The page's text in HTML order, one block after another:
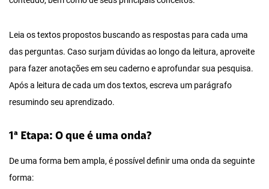
Leia os textos propostos buscando as respostas para cada uma
das perguntas. Caso surjam dúvidas ao longo da leitura, aproveite
para fazer anotações em seu caderno e aprofundar sua pesquisa.
Após a leitura de cada um dos textos, escreva um parágrafo
resumindo seu aprendizado.
1ª Etapa: O que é uma onda?
De uma forma bem ampla, é possível definir uma onda da seguinte
forma: